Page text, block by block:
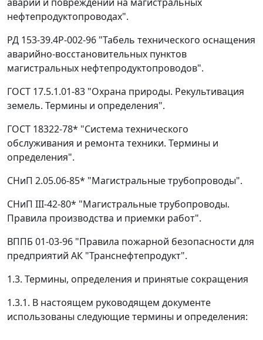
нефтепродуктопроводах".
РД 153-39.4Р-002-96 "Табель технического оснащения
аварийно-восстановительных пунктов
магистральных нефтепродуктопроводов".
ГОСТ 17.5.1.01-83 "Охрана природы. Рекультивация
земель. Термины и определения".
ГОСТ 18322-78* "Система технического
обслуживания и ремонта техники. Термины и
определения".
СНиП 2.05.06-85* "Магистральные трубопроводы".
СНиП III-42-80* "Магистральные трубопроводы.
Правила производства и приемки работ".
ВППБ 01-03-96 "Правила пожарной безопасности для
предприятий АК "Транснефтепродукт".
1.3. Термины, определения и принятые сокращения
1.3.1. В настоящем руководящем документе
использованы следующие термины и определения: